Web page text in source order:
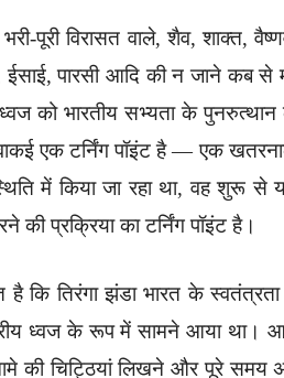
भरी-पूरी विरासत वाले, शैव, शाक्त,
पारसी आदि की न जाने कब से
को भारतीय सभ्यता के पुनरुत्थान
एक टर्निंग पॉइंट है — एक
में किया जा रहा था, वह शुरू से
की प्रक्रिया का टर्निंग पॉइंट है।
है कि तिरंगा झंडा भारत के
ध्वज के रूप में सामने आया था।
की चिट्ठियां लिखने और पूरे